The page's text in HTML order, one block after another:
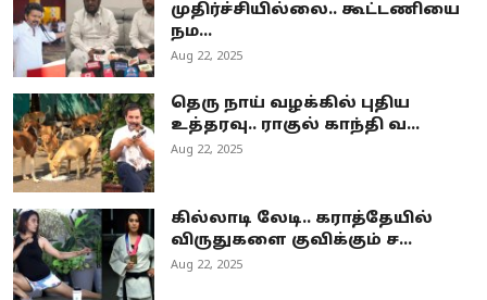
முதிர்ச்சியில்லை.. கூட்டணியை
நம...
Aug 22, 2025
தெரு நாய் வழக்கில் புதிய
உத்தரவு.. ராகுல் காந்தி வ...
Aug 22, 2025
கில்லாடி லேடி.. கராத்தேயில்
விருதுகளை குவிக்கும் ச...
Aug 22, 2025